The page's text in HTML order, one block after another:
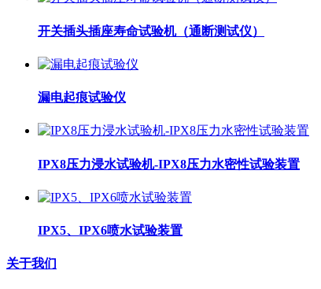
开关插头插座寿命试验机（通断测试仪）
漏电起痕试验仪
IPX8压力浸水试验机-IPX8压力水密性试验装置
IPX5、IPX6喷水试验装置
关于我们